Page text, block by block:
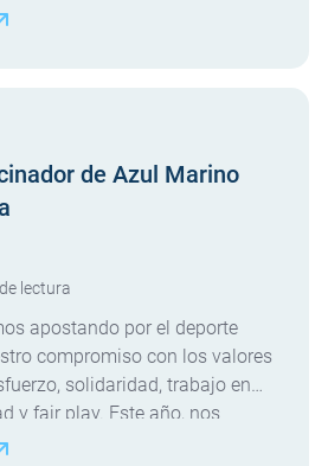
sino también como un
de Azul Marino
lectura
apostando por el deporte
compromiso con los valores
solidaridad, trabajo en
y fair play. Este año, nos
nuestro patrocinio al equipo